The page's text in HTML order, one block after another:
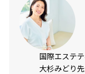
国際エステ
大杉みどり